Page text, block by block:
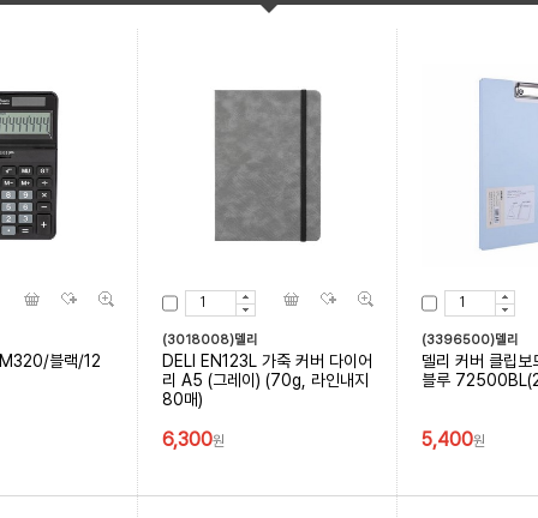
블랙/12
(3018008)델리
DELI EN123L 가죽 커버 다이어
리 A5 (그레이) (70g, 라인내지
80매)
6,300원
(3396500)델리
델리 커버 클립
블루
5,400원